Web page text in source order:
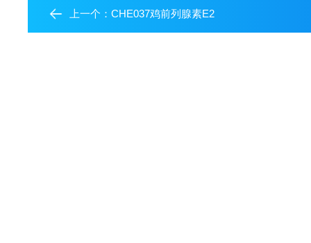
上一个：CHE037鸡前列腺素E2